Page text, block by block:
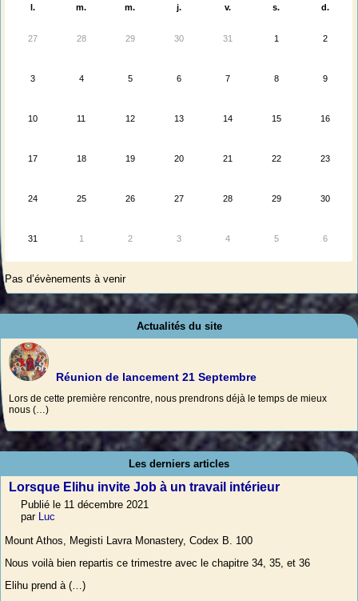
l. m. m. j. v. s. d.
27 28 29 30 31 1 2
3 4 5 6 7 8 9
10 11 12 13 14 15 16
17 18 19 20 21 22 23
24 25 26 27 28 29 30
31 1 2 3 4 5 6
Pas d’évènements à venir
Actualités du site
Réunion de lancement 21 Septembre
Lors de cette première rencontre, nous prendrons déjà le temps de mieux
nous (…)
Les derniers articles
Lorsque Elihu invite Job à un travail intérieur
Publié le 11 décembre 2021
par Luc
Mount Athos, Megisti Lavra Monastery, Codex B. 100
Nous voilà bien repartis ce trimestre avec le chapitre 34, 35, et 36
Elihu prend à (…)